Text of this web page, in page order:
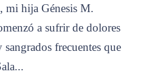
mi hija Génesis M.
a sufrir de dolores
sangrados frecuentes que
...